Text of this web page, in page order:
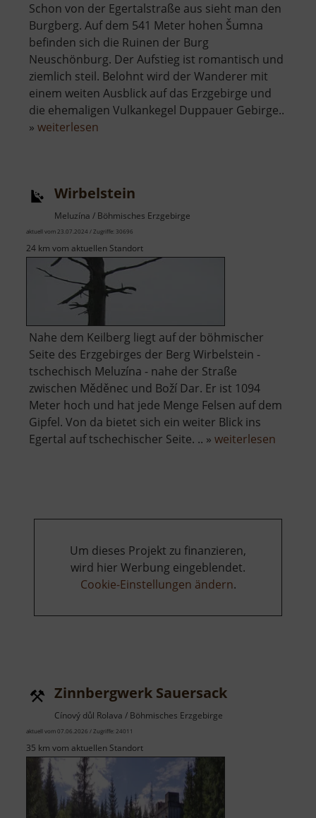
Schon von der Egertalstraße aus sieht man den
Burgberg. Auf dem 541 Meter hohen Šumna
befinden sich die Ruinen der Burg
Neuschönburg. Der Aufstieg ist romantisch und
ziemlich steil. Belohnt wird der Wanderer mit
einem weiten Ausblick auf das Erzgebirge und
die ehemaligen Vulkankegel Duppauer Gebirge..
» weiterlesen
Wirbelstein
Meluzína / Böhmisches Erzgebirge
aktuell vom 23.07.2024 / Zugriffe: 30696
24 km vom aktuellen Standort
Nahe dem Keilberg liegt auf der böhmischer
Seite des Erzgebirges der Berg Wirbelstein -
tschechisch Meluzína - nahe der Straße
zwischen Měděnec und Boží Dar. Er ist 1094
Meter hoch und hat jede Menge Felsen auf dem
Gipfel. Von da bietet sich ein weiter Blick ins
Egertal auf tschechischer Seite. .. » weiterlesen
Um dieses Projekt zu finanzieren,
wird hier Werbung eingeblendet.
Cookie-Einstellungen ändern.
Zinnbergwerk Sauersack
Cínový důl Rolava / Böhmisches Erzgebirge
aktuell vom 07.06.2026 / Zugriffe: 24011
35 km vom aktuellen Standort